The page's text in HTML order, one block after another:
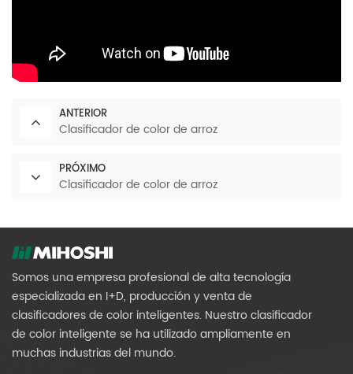
ANTERIOR
Clasificador de color de arroz
PRÓXIMO
Clasificador de color de arroz
Somos una empresa profesional de alta tecnología
especializada en I+D, producción y venta de
clasificadores de color inteligentes. Nuestro clasificador
de color inteligente se ha utilizado ampliamente en
muchas industrias del mundo.